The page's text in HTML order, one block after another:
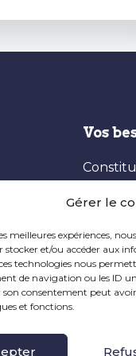
Gérer le
meilleures expériences,
stocker et/ou accéder aux
technologies nous
de navigation ou les ID
son consentement peut
et fonctions.
Vos